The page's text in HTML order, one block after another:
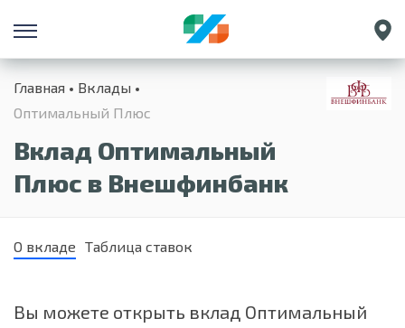
Санкт-Петербург
Нижний Новгород
Главная
Вклады
Оптимальный Плюс
Вклад Оптимальный
Плюс в Внешфинбанк
О вкладе Таблица ставок
Вы можете открыть вклад Оптимальный